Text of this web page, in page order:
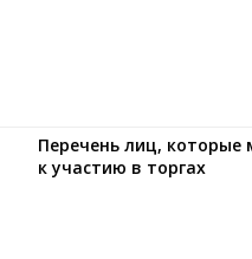
Перечень лиц,
к участию в торгах